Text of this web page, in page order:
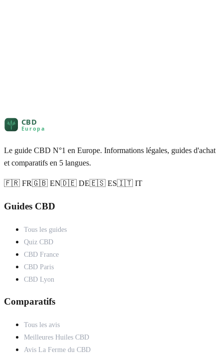
Le guide CBD N°1 en Europe. Informations légales, guides d'achat
et comparatifs en 5 langues.
🇫🇷 FR🇬🇧 EN🇩🇪 DE🇪🇸 ES🇮🇹 IT
Guides CBD
Tous les guides
Quiz CBD
CBD France
CBD Paris
CBD Lyon
Comparatifs
Tous les avis
Meilleures Huiles CBD
Avis La Ferme du CBD